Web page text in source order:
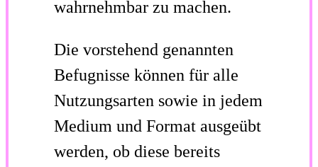
wahrnehmbar zu machen.
Die vorstehend genannten
Befugnisse können für alle
Nutzungsarten sowie in jedem
Medium und Format ausgeübt
werden, ob diese bereits